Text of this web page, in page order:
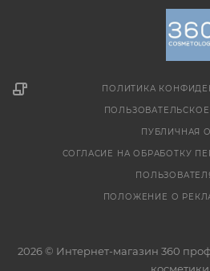
ПОЛИТИКА
ПУБЛИЧНАЯ
СОГЛАСИЕ НА ОБРАБОТКУ
ПОЛОЖЕНИЕ О
2026 © Интернет-магазин 360